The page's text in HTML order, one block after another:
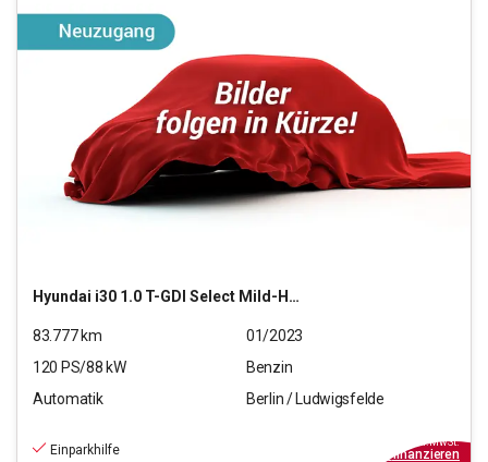
Hyundai i30 1.0 T-GDI Select Mild-Hybrid (EURO 6d)(OPF)
83.777km
01/2023
120 PS/88 kW
Benzin
Automatik
Berlin / Ludwigsfelde
Einparkhilfe
inkl.MwSt.
finanzieren